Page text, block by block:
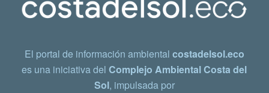
El portal de información ambiental costadelsol.eco
es una iniciativa delComplejo Ambiental Costa del
Sol, impulsada por